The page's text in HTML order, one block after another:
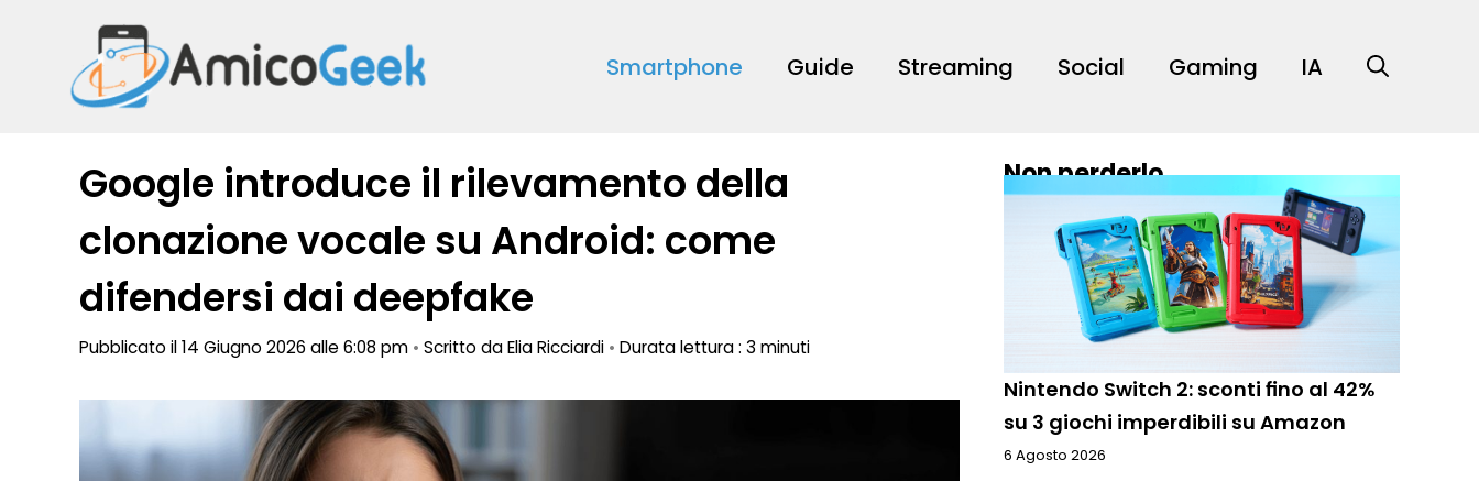
contenuto
Smartphone Guide Streaming Social Gaming IA
Google introduce il rilevamento della
clonazione vocale su Android: come
difendersi dai deepfake
Pubblicato il 14 Giugno 2026 alle 6:08 pm • Scritto daElia Ricciardi • Durata lettura : 3 minuti
Non perderlo
Nintendo Switch 2: sconti fino al 42%
su 3 giochi imperdibili su Amazon
6 Agosto 2026